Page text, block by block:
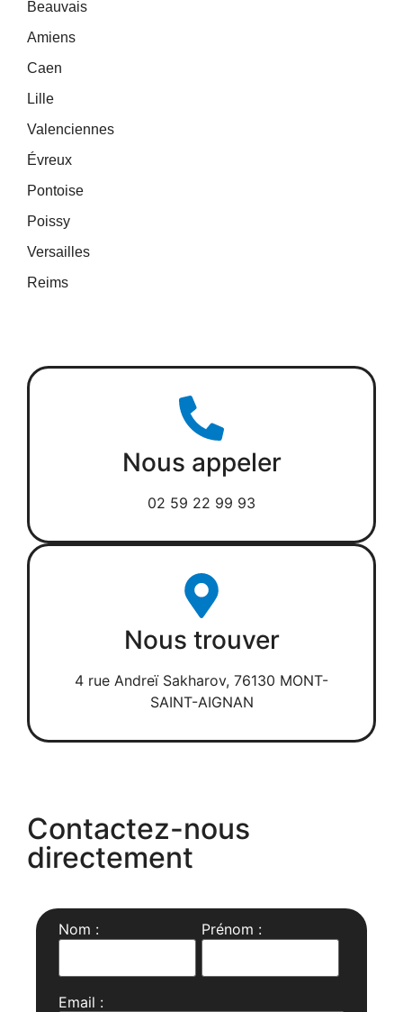
Beauvais
Amiens
Caen
Lille
Valenciennes
Évreux
Pontoise
Poissy
Versailles
Reims
Nous appeler
02 59 22 99 93
Nous trouver
4 rue Andreï Sakharov, 76130 MONT-
SAINT-AIGNAN
Contactez-nous
directement
Nom : Prénom :
Email :